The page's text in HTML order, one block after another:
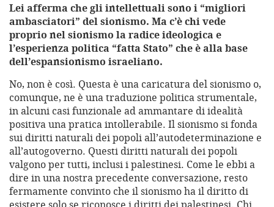
Lei afferma che gli intellettuali sono i “migliori
ambasciatori” del sionismo. Ma c’è chi vede
proprio nel sionismo la radice ideologica e
l’esperienza politica “fatta Stato” che è alla base
dell’espansionismo israeliano.
No, non è così. Questa è una caricatura del sionismo o,
comunque, ne è una traduzione politica strumentale,
in alcuni casi funzionale ad ammantare di idealità
positiva una pratica intollerabile. Il sionismo si fonda
sui diritti naturali dei popoli all’autodeterminazione e
all’autogoverno. Questi diritti naturali dei popoli
valgono per tutti, inclusi i palestinesi. Come le ebbi a
dire in una nostra precedente conversazione, resto
fermamente convinto che il sionismo ha il diritto di